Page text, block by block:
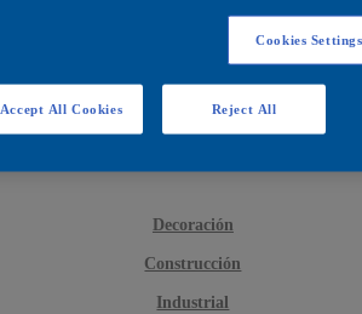
Decoración
Construcción
Industrial
Cookies Settings
Reject All
Accept All Cookies